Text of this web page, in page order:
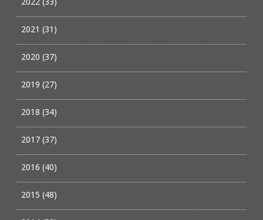
2022 (33)
2021 (31)
2020 (37)
2019 (27)
2018 (34)
2017 (37)
2016 (40)
2015 (48)